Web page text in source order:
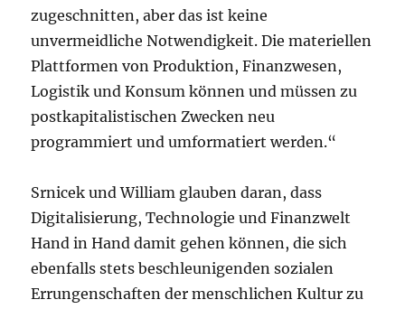
zugeschnitten, aber das ist keine
unvermeidliche Notwendigkeit. Die materiellen
Plattformen von Produktion, Finanzwesen,
Logistik und Konsum können und müssen zu
postkapitalistischen Zwecken neu
programmiert und umformatiert werden.“
Srnicek und William glauben daran, dass
Digitalisierung, Technologie und Finanzwelt
Hand in Hand damit gehen können, die sich
ebenfalls stets beschleunigenden sozialen
Errungenschaften der menschlichen Kultur zu